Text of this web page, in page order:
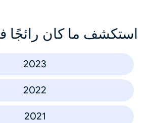
استكشف ما كان رائجًا
2023
2022
2021